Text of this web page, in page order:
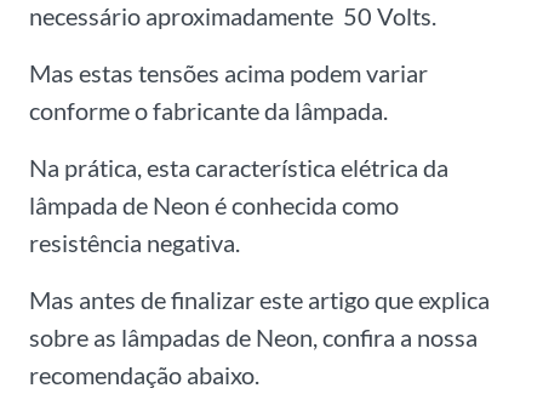
necessário aproximadamente 50 Volts.
Mas estas tensões acima podem variar
conforme o fabricante da lâmpada.
Na prática, esta característica elétrica da
lâmpada de Neon é conhecida como
resistência negativa.
Mas antes de finalizar este artigo que explica
sobre as lâmpadas de Neon, confira a nossa
recomendação abaixo.